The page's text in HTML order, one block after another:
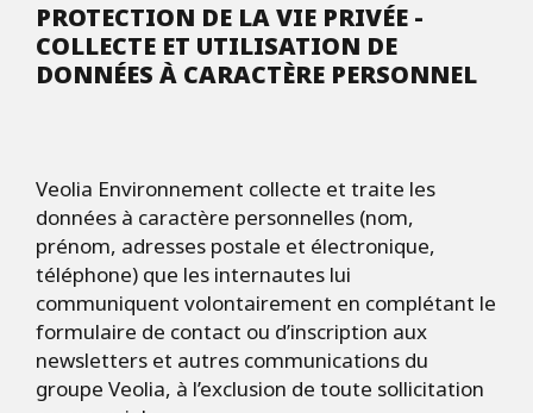
PROTECTION DE LA VIE PRIVÉE -
COLLECTE ET UTILISATION DE
DONNÉES À CARACTÈRE PERSONNEL
Veolia Environnement collecte et traite les
données à caractère personnelles (nom,
prénom, adresses postale et électronique,
téléphone) que les internautes lui
communiquent volontairement en complétant le
formulaire de contact ou d’inscription aux
newsletters et autres communications du
groupe Veolia, à l’exclusion de toute sollicitation